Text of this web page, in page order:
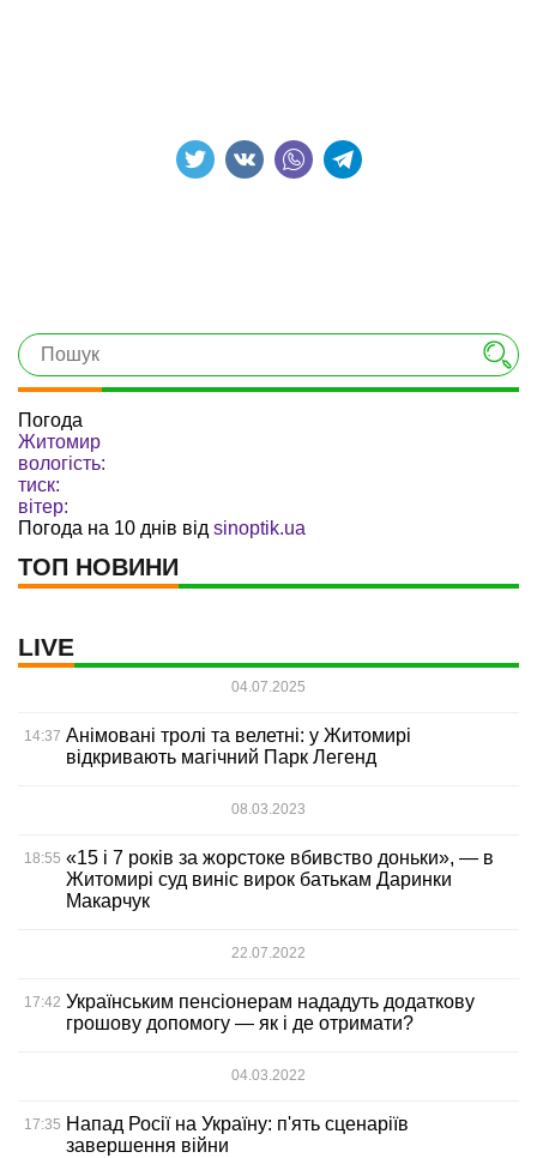
Погода
Житомир
вологість:
тиск:
вітер:
Погода на 10 днів від sinoptik.ua
ТОП НОВИНИ
LIVE
04.07.2025
14:37 Анімовані тролі та велетні: у Житомирі
відкривають магічний Парк Легенд
08.03.2023
18:55 «15 і 7 років за жорстоке вбивство доньки», — в
Житомирі суд виніс вирок батькам Даринки
Макарчук
22.07.2022
17:42 Українським пенсіонерам нададуть додаткову
грошову допомогу — як і де отримати?
04.03.2022
17:35 Напад Росії на Україну: п'ять сценаріїв
завершення війни